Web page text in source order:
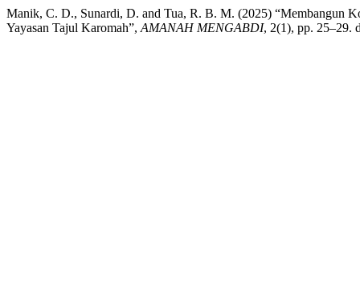
Manik, C. D., Sunardi, D. and Tua, R. B. M. (2025) “Membangun
Yayasan Tajul Karomah”, AMANAH MENGABDI, 2(1), pp. 25–29.